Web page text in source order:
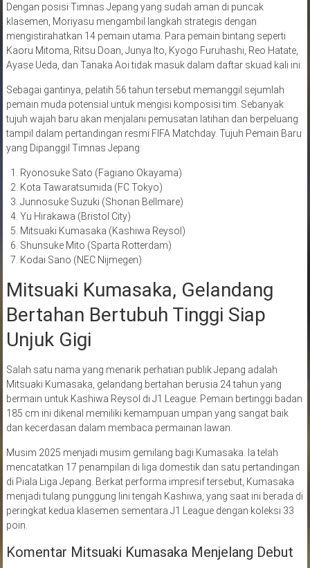
Dengan posisi Timnas Jepang yang sudah aman di puncak
klasemen, Moriyasu mengambil langkah strategis dengan
mengistirahatkan 14 pemain utama. Para pemain bintang seperti
Kaoru Mitoma, Ritsu Doan, Junya Ito, Kyogo Furuhashi, Reo Hatate,
Ayase Ueda, dan Tanaka Aoi tidak masuk dalam daftar skuad kali ini.
Sebagai gantinya, pelatih 56 tahun tersebut memanggil sejumlah
pemain muda potensial untuk mengisi komposisi tim. Sebanyak
tujuh wajah baru akan menjalani pemusatan latihan dan berpeluang
tampil dalam pertandingan resmi FIFA Matchday. Tujuh Pemain Baru
yang Dipanggil Timnas Jepang:
Ryonosuke Sato (Fagiano Okayama)
Kota Tawaratsumida (FC Tokyo)
Junnosuke Suzuki (Shonan Bellmare)
Yu Hirakawa (Bristol City)
Mitsuaki Kumasaka (Kashiwa Reysol)
Shunsuke Mito (Sparta Rotterdam)
Kodai Sano (NEC Nijmegen)
Mitsuaki Kumasaka, Gelandang
Bertahan Bertubuh Tinggi Siap
Unjuk Gigi
Salah satu nama yang menarik perhatian publik Jepang adalah
Mitsuaki Kumasaka, gelandang bertahan berusia 24 tahun yang
bermain untuk Kashiwa Reysol di J1 League. Pemain bertinggi badan
185 cm ini dikenal memiliki kemampuan umpan yang sangat baik
dan kecerdasan dalam membaca permainan lawan.
Musim 2025 menjadi musim gemilang bagi Kumasaka. Ia telah
mencatatkan 17 penampilan di liga domestik dan satu pertandingan
di Piala Liga Jepang. Berkat performa impresif tersebut, Kumasaka
menjadi tulang punggung lini tengah Kashiwa, yang saat ini berada di
peringkat kedua klasemen sementara J1 League dengan koleksi 33
poin.
Komentar Mitsuaki Kumasaka Menjelang Debut